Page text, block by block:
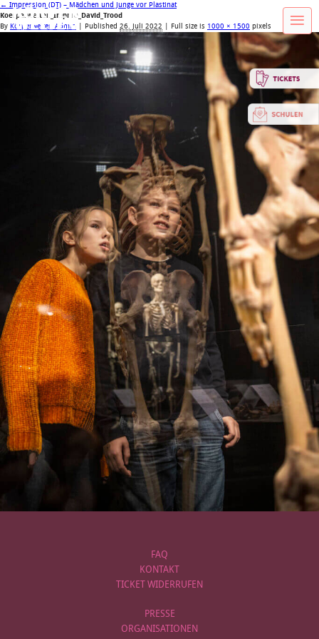
← Impression (DT) – Mädchen und Junge vor Plastinat
Koerperwelten_Impr10_David_Trood
By Körperwelten Admin Published 26. Juli 2022 | Full size is 1000 × 1500 pixels
FAQ
KONTAKT
TICKET WIDERRUFEN
PRESSE
ORGANISATIONEN